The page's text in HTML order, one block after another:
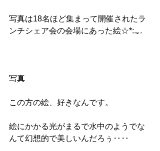
写真は18名ほど集まって開催されたラ
ンチシェア会の会場にあった絵☆*:.｡.
写真
この方の絵、好きなんです。
絵にかかる光がまるで水中のようでな
んて幻想的で美しいんだろぅ‥‥